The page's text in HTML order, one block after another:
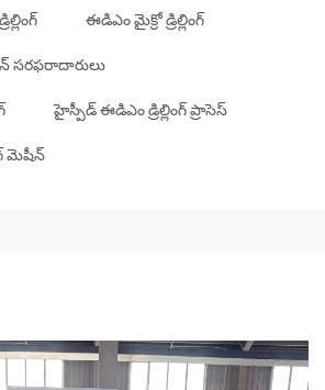
ఈడిఎం మైక్రో డ్రిల్లింగ్
సరఫరాదారులు
హైస్పీడ్ ఈడిఎం డ్రిల్లింగ్ ప్రాసెస్
మెషీన్